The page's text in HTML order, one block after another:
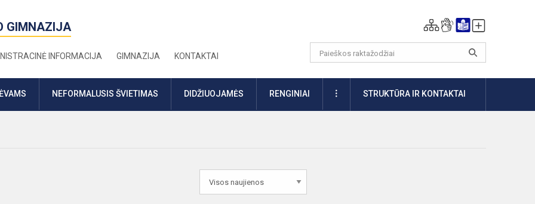
GIMNAZIJA
INFORMACIJA GIMNAZIJA KONTAKTAI
NEFORMALUSIS ŠVIETIMAS DIDŽIUOJAMĖS RENGINIAI DAUGIAUSTRUKTŪRA IR KONTAKTAI